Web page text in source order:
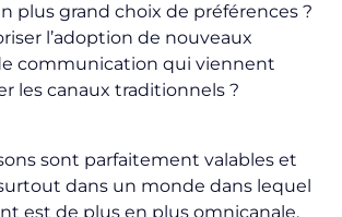
plus grand choix de préférences ?
l’adoption de nouveaux
communication qui viennent
les canaux traditionnels ?
sont parfaitement valables et
dans un monde dans lequel
est de plus en plus omnicanale,